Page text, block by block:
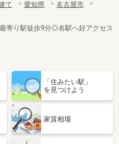
て 愛知県
名古屋市
寄り駅徒歩9分◎名駅へ好アクセス
「住みたい駅」
を見つけよう
家賃相場